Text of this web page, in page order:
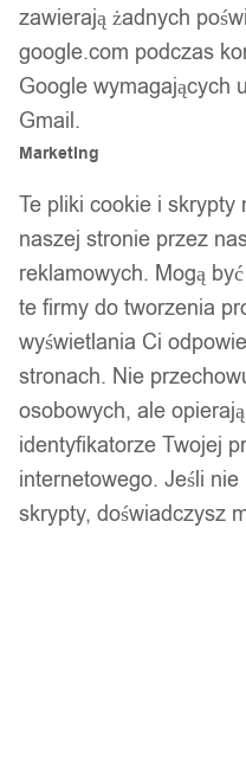
14 dni na zwrot
Gwarancja producenta
Wsparcie w zakupie
Podobne
Produkty, które mogą Cię
zawierają żadnych
google.com podczas
Google wymagających
Gmail.
Marketing
Te pliki cookie i skrypty
naszej stronie przez
reklamowych. Mogą
te firmy do tworzenia
wyświetlania Ci
stronach. Nie
osobowych, ale
identyfikatorze Twojej
internetowego. Jeśli
skrypty, doświadczysz